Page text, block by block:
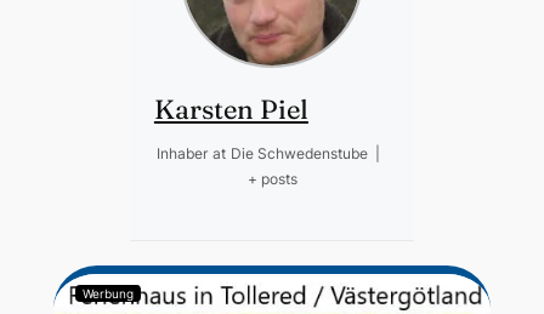
Karsten Piel
Inhaber at Die Schwedenstube
+ posts
Werbung